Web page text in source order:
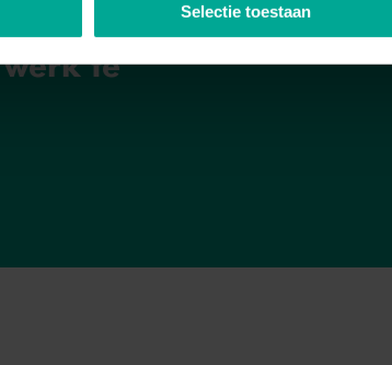
Selectie toestaan
om
te